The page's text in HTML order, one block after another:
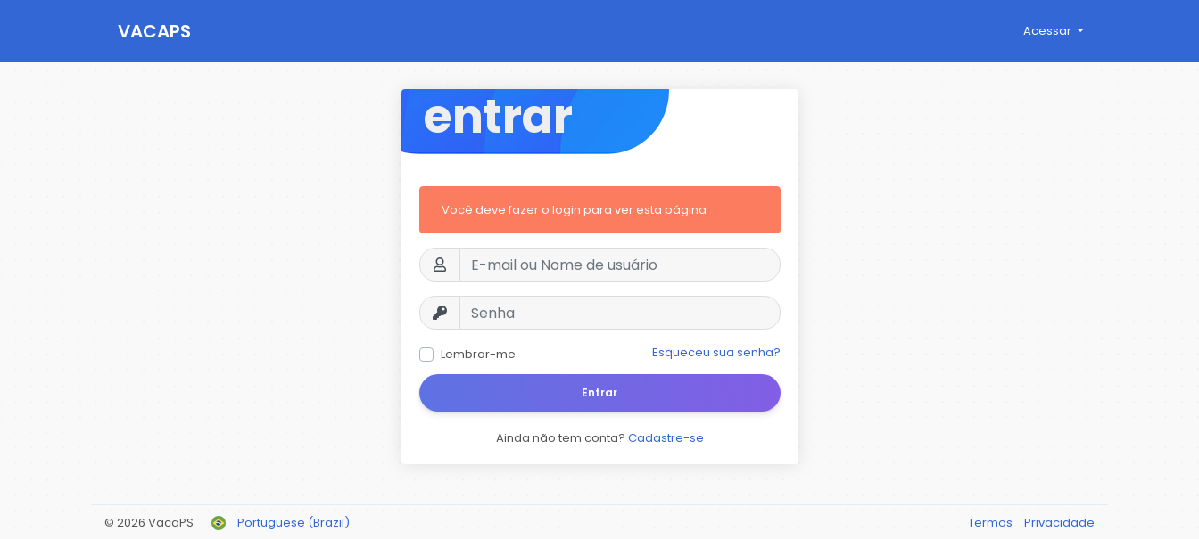
VACAPS Acessar
entrar
Você deve fazer o login para ver esta página
Lembrar-me Esqueceu sua senha?
Entrar
Ainda não tem conta? Cadastre-se
© 2026 VacaPS Portuguese (Brazil) Termos Privacidade